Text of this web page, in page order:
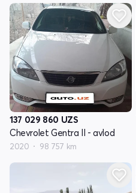
137 029 860 UZS
Chevrolet Gentra II - avlod
2020 98 757 km